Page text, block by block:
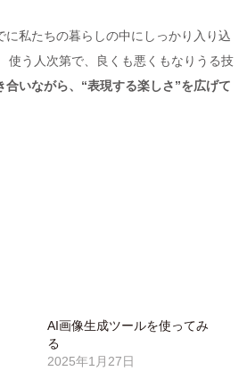
に私たちの暮らしの中にしっかり入り込
使う人次第で、良くも悪くもなりうる技
合いながら、“表現する楽しさ”を広げて
AI画像生成ツールを使ってみ
る
2025年1月27日